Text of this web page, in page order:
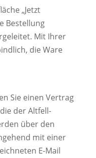
„Jetzt
Bestellung
Mit Ihrer
die Ware
Sie einen Vertrag
der Altfell-
über den
mit einer
E-Mail